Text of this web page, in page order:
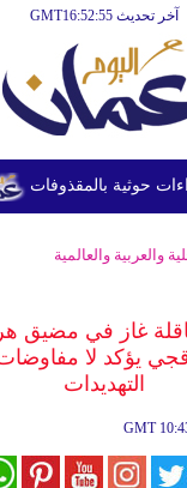
آخر تحديث GMT16:52:55
والعربية والعالمية
غاز في مضيق
يؤكد لا
التهديدات
GMT